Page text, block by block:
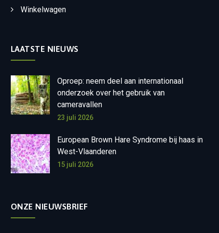
Winkelwagen
LAATSTE NIEUWS
Oproep: neem deel aan internationaal
onderzoek over het gebruik van
cameravallen
23 juli 2026
European Brown Hare Syndrome bij haas in
West-Vlaanderen
15 juli 2026
ONZE NIEUWSBRIEF